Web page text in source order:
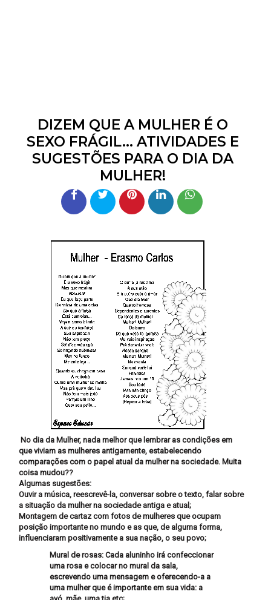
DIZEM QUE A MULHER É O
SEXO FRÁGIL... ATIVIDADES E
SUGESTÕES PARA O DIA DA
MULHER!
No dia da Mulher, nada melhor que lembrar as condições em
que viviam as mulheres antigamente, estabelecendo
comparações com o papel atual da mulher na sociedade. Muita
coisa mudou??
Algumas sugestões:
Ouvir a música, reescrevê-la, conversar sobre o texto, falar sobre
a situação da mulher na sociedade antiga e atual;
Montagem de cartaz com fotos de mulheres que ocupam
posição importante no mundo e as que, de alguma forma,
influenciaram positivamente a sua nação, o seu povo;
Mural de rosas: Cada aluninho irá confeccionar
uma rosa e colocar no mural da sala,
escrevendo uma mensagem e oferecendo-a a
uma mulher que é importante em sua vida: a